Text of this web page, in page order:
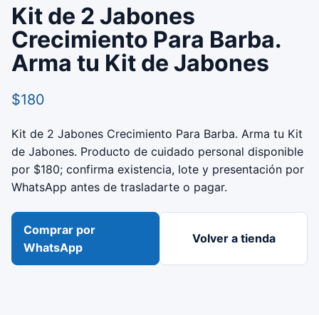
Kit de 2 Jabones
Crecimiento Para Barba.
Arma tu Kit de Jabones
$180
Kit de 2 Jabones Crecimiento Para Barba. Arma tu Kit
de Jabones. Producto de cuidado personal disponible
por $180; confirma existencia, lote y presentación por
WhatsApp antes de trasladarte o pagar.
Comprar por
WhatsApp
Volver a tienda